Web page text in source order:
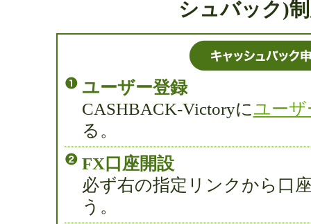
シュバック)
ユーザー登録
CASHBACK-Victoryにユーザ
る。
FX口座開設
必ず右の指定リンクから口
う。